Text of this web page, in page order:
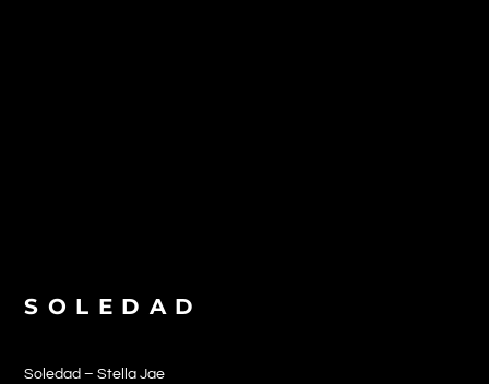
SOLEDAD
Soledad – Stella Jae